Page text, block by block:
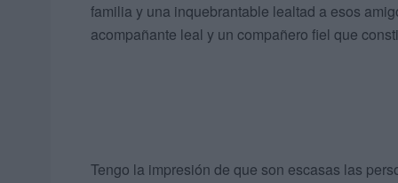
familia y una inquebrantable lealtad a esos
acompañante leal y un compañero fiel que
Tengo la impresión de que son escasas las